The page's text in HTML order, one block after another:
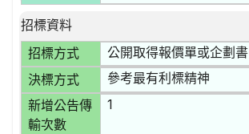
招標資料
招標方式
公開取得報價單或企劃書
決標方式 參考最有利標精神
新增公告傳
輸次數
1